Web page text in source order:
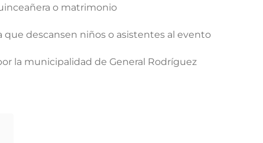
o matrimonio
que descansen niños o asistentes al evento
la municipalidad de General Rodríguez